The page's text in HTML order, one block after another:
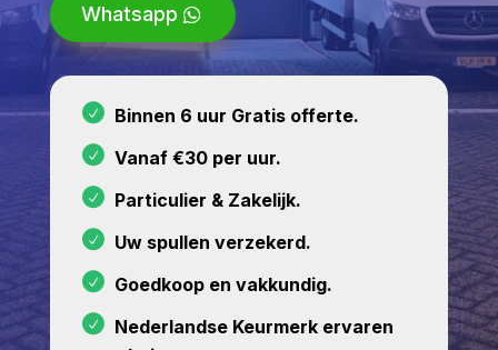
Whatsapp
Binnen 6 uur Gratis offerte.
Vanaf €30 per uur.
Particulier & Zakelijk.
Uw spullen verzekerd.
Goedkoop en vakkundig.
Nederlandse Keurmerk ervaren